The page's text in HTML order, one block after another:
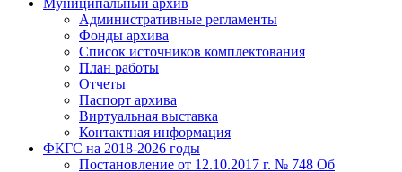
Муниципальный архив
Административные регламенты
Фонды архива
Список источников комплектования
План работы
Отчеты
Паспорт архива
Виртуальная выставка
Контактная информация
ФКГС на 2018-2026 годы
Постановление от 12.10.2017 г. № 748 Об